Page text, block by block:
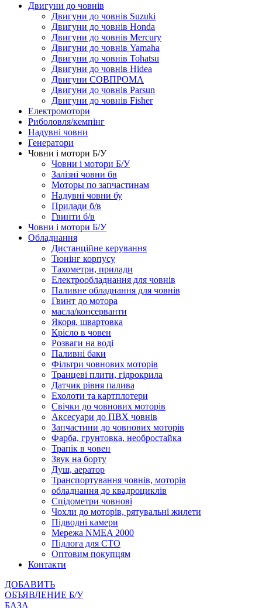
Двигуни до човнів
Двигуни до човнів Suzuki
Двигуни до човнів Honda
Двигуни до човнів Mercury
Двигуни до човнів Yamaha
Двигуни до човнів Tohatsu
Двигуни до човнів Hidea
Двигуни СОВПРОМА
Двигуни до човнів Parsun
Двигуни до човнів Fisher
Електромотори
Риболовля/кемпінг
Надувні човни
Генератори
Човни і мотори Б/У
Човни і мотори Б/У
Залізні човни бв
Моторы по запчастинам
Надувні човни бу
Прилади б/в
Гвинти б/в
Човни і мотори Б/У
Обладнання
Дистанційне керування
Тюнінг корпусу
Тахометри, прилади
Електрообладнання для човнів
Паливне обладнання для човнів
Гвинт до мотора
масла/консерванти
Якоря, швартовка
Крісло в човен
Розваги на воді
Паливні баки
Фільтри човнових моторів
Транцеві плити, гідрокрила
Датчик рівня палива
Ехолоти та картплотери
Cвічки до човнових моторів
Аксесуари до ПВХ човнів
Запчастини до човнових моторів
Фарба, грунтовка, необростайка
Трапік в човен
Звук на борту
Душ, аератор
Транспортування човнів, моторів
обладнання до квадроциклів
Спідометри човнові
Чохли до моторів, рятувальні жилети
Підводні камери
Мережа NMEA 2000
Підлога для СТО
Оптовим покупцям
Контакти
ДОБАВИТЬ
ОБЪЯВЛЕНИЕ Б/У
БАЗА